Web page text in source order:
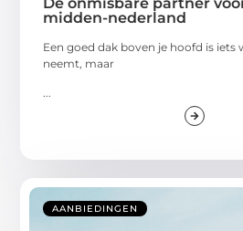
midden-nederland
Een goed dak boven je hoofd is iets
neemt, maar
...
AANBIEDINGEN